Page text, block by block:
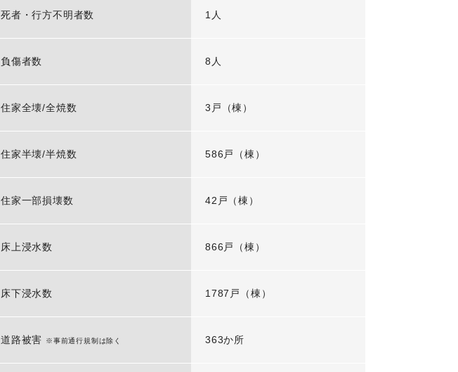
死者・行方不明者数 1人
負傷者数 8人
住家全壊/全焼数 3戸（棟）
住家半壊/半焼数 586戸（棟）
住家一部損壊数 42戸（棟）
床上浸水数 866戸（棟）
床下浸水数 1787戸（棟）
道路被害 ※事前通行規制は除く 363か所